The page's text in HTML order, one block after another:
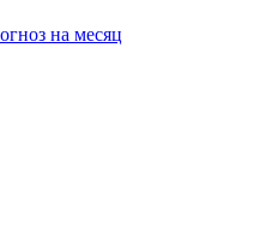
на месяц